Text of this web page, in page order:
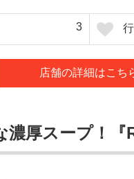
3
店舗の詳細はこち
厚スープ！『